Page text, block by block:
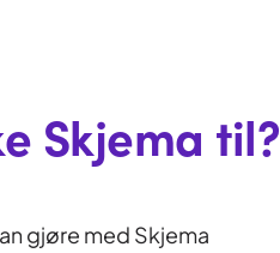
Skjema til?
gjøre med Skjema